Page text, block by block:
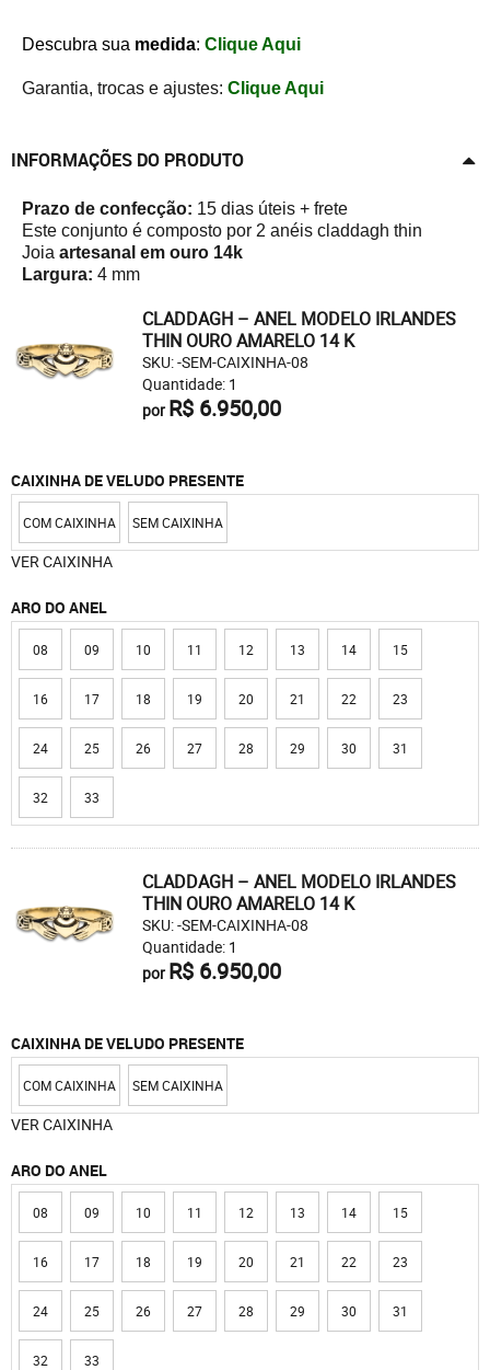
Descubra sua medida: Clique Aqui
Garantia, trocas e ajustes: Clique Aqui
INFORMAÇÕES DO PRODUTO
Prazo de confecção: 15 dias úteis + frete
Este conjunto é composto por 2 anéis claddagh thin
Joia artesanal em ouro 14k
Largura: 4 mm
CLADDAGH – ANEL MODELO IRLANDES
THIN OURO AMARELO 14 K
SKU: -SEM-CAIXINHA-08
Quantidade: 1
por R$ 6.950,00
CAIXINHA DE VELUDO PRESENTE
COM CAIXINHA SEM CAIXINHA
VER CAIXINHA
ARO DO ANEL
08 09 10 11 12 13 14 15
16 17 18 19 20 21 22 23
24 25 26 27 28 29 30 31
32 33
CLADDAGH – ANEL MODELO IRLANDES
THIN OURO AMARELO 14 K
SKU: -SEM-CAIXINHA-08
Quantidade: 1
por R$ 6.950,00
CAIXINHA DE VELUDO PRESENTE
COM CAIXINHA SEM CAIXINHA
VER CAIXINHA
ARO DO ANEL
08 09 10 11 12 13 14 15
16 17 18 19 20 21 22 23
24 25 26 27 28 29 30 31
32 33